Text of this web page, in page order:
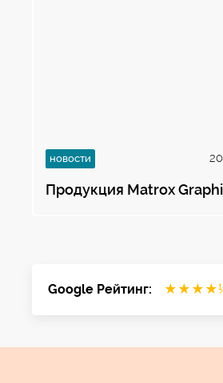
новости
Продукция Matrox
Google Рейтинг: ★ ★ ★ ★